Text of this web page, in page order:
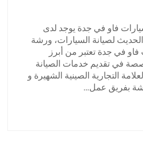
فاو في جدة يوجد لدى
الحديث لصيانة السيارات، ورشة
فاو في جدة تعتبر من أبرز
في تقديم خدمات الصيانة
التجارية الصينية الشهيرة و
بفريق عمل…